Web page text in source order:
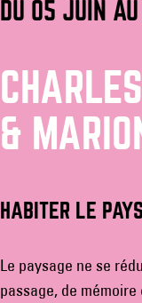
DU 05 JUIN
&
HABITER LE
Le paysage ne se
passage, de